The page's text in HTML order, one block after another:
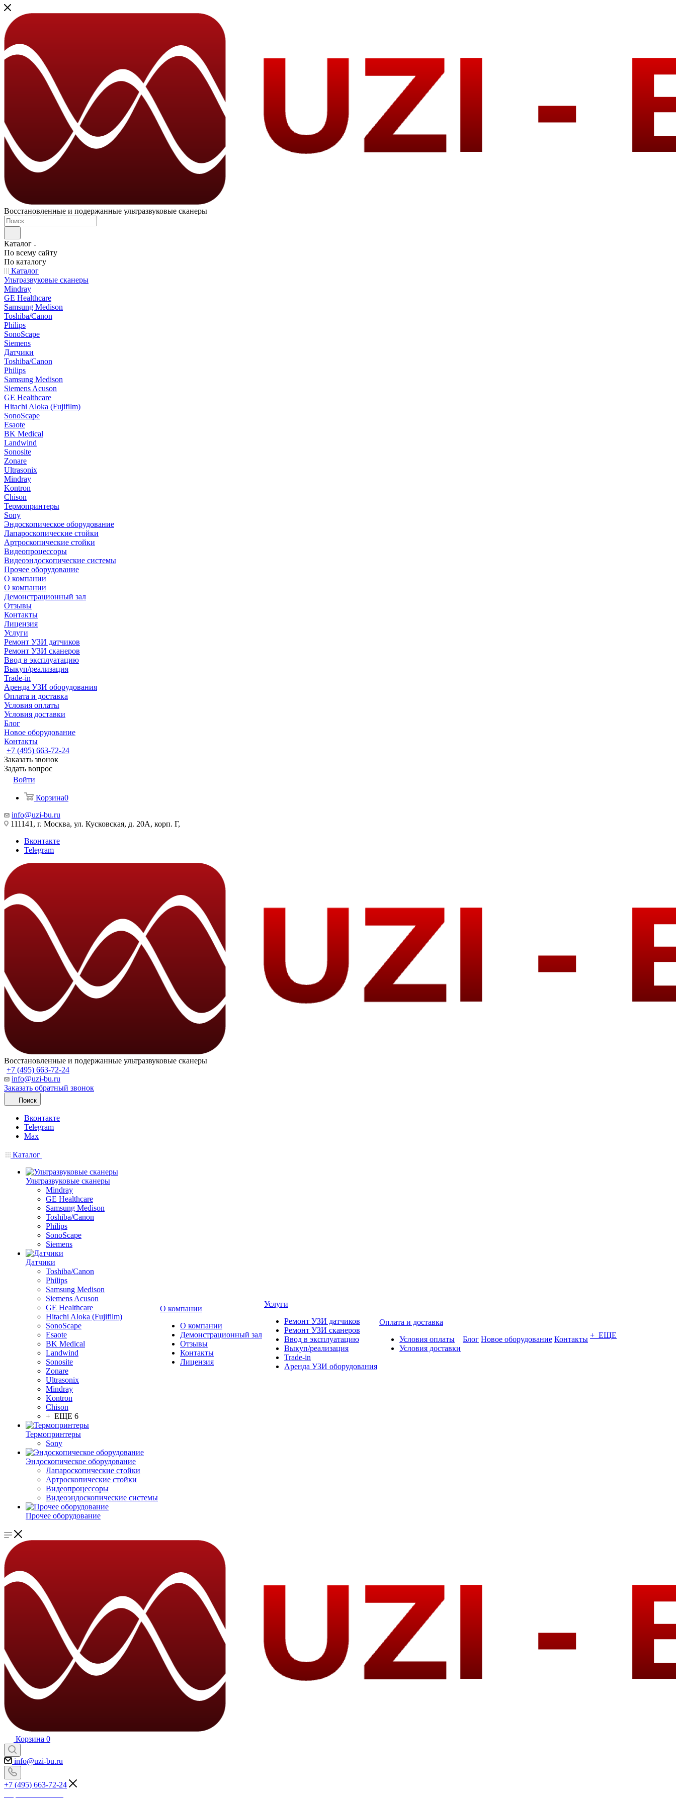
Восстановленные и подержанные ультразвуковые сканеры
Каталог
По всему сайту
По каталогу
Каталог
Ультразвуковые сканеры
Mindray
GE Healthcare
Samsung Medison
Toshiba/Canon
Philips
SonoScape
Siemens
Датчики
Toshiba/Canon
Philips
Samsung Medison
Siemens Acuson
GE Healthcare
Hitachi Aloka (Fujifilm)
SonoScape
Esaote
BK Medical
Landwind
Sonosite
Zonare
Ultrasonix
Mindray
Kontron
Chison
Термопринтеры
Sony
Эндоскопическое оборудование
Лапароскопические стойки
Артроскопические стойки
Видеопроцессоры
Видеоэндоскопические системы
Прочее оборудование
О компании
О компании
Демонстрационный зал
Отзывы
Контакты
Лицензия
Услуги
Ремонт УЗИ датчиков
Ремонт УЗИ сканеров
Ввод в эксплуатацию
Выкуп/реализация
Trade-in
Аренда УЗИ оборудования
Оплата и доставка
Условия оплаты
Условия доставки
Блог
Новое оборудование
Контакты
+7 (495) 663-72-24
Заказать звонок
Задать вопрос
Войти
Корзина0
info@uzi-bu.ru
111141, г. Москва, ул. Кусковская, д. 20А, корп. Г,
Вконтакте
Telegram
Восстановленные и подержанные ультразвуковые сканеры
+7 (495) 663-72-24
info@uzi-bu.ru
Заказать обратный звонок
Поиск
Вконтакте
Telegram
Max
Каталог
Ультразвуковые сканеры
Mindray
GE Healthcare
Samsung Medison
Toshiba/Canon
Philips
SonoScape
Siemens
Датчики
Toshiba/Canon
Philips
Samsung Medison
Siemens Acuson
GE Healthcare
Hitachi Aloka (Fujifilm)
SonoScape
Esaote
BK Medical
Landwind
Sonosite
Zonare
Ultrasonix
Mindray
Kontron
Chison
+ ЕЩЕ 6
Термопринтеры
Sony
Эндоскопическое оборудование
Лапароскопические стойки
Артроскопические стойки
Видеопроцессоры
Видеоэндоскопические системы
Прочее оборудование
О компании
О компании
Демонстрационный зал
Отзывы
Контакты
Лицензия
Услуги
Ремонт УЗИ датчиков
Ремонт УЗИ сканеров
Ввод в эксплуатацию
Выкуп/реализация
Trade-in
Аренда УЗИ оборудования
Оплата и доставка
Условия оплаты
Условия доставки
Блог Новое оборудование Контакты + ЕЩЕ
Корзина 0
info@uzi-bu.ru
+7 (495) 663-72-24